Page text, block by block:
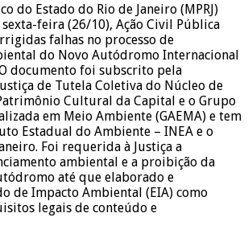
do Estado do Rio de Janeiro (MPRJ)
feira (26/10), Ação Civil Pública
falhas no processo de
do Novo Autódromo Internacional
documento foi subscrito pela
de Tutela Coletiva do Núcleo de
Cultural da Capital e o Grupo
em Meio Ambiente (GAEMA) e tem
Estadual do Ambiente – INEA e o
Foi requerida à Justiça a
ambiental e a proibição da
até que elaborado e
de Impacto Ambiental (EIA) como
legais de conteúdo e